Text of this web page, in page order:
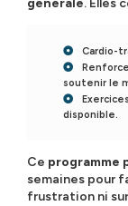
générale. Elles
Cardio-
soutenir le
disponible.
Ce programme
semaines pour
frustration ni